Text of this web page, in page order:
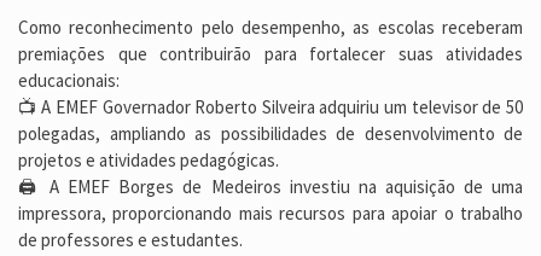
Como reconhecimento pelo desempenho, as escolas receberam
premiações que contribuirão para fortalecer suas atividades
educacionais:
📺 A EMEF Governador Roberto Silveira adquiriu um televisor de 50
polegadas, ampliando as possibilidades de desenvolvimento de
projetos e atividades pedagógicas.
🖨️ A EMEF Borges de Medeiros investiu na aquisição de uma
impressora, proporcionando mais recursos para apoiar o trabalho
de professores e estudantes.